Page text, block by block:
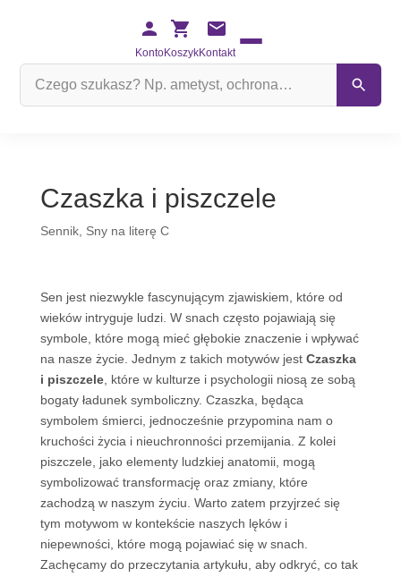
KontoKoszykKontakt
Czaszka i piszczele
Sennik, Sny na literę C
Sen jest niezwykle fascynującym zjawiskiem, które od
wieków intryguje ludzi. W snach często pojawiają się
symbole, które mogą mieć głębokie znaczenie i wpływać
na nasze życie. Jednym z takich motywów jest Czaszka
i piszczele, które w kulturze i psychologii niosą ze sobą
bogaty ładunek symboliczny. Czaszka, będąca
symbolem śmierci, jednocześnie przypomina nam o
kruchości życia i nieuchronności przemijania. Z kolei
piszczele, jako elementy ludzkiej anatomii, mogą
symbolizować transformację oraz zmiany, które
zachodzą w naszym życiu. Warto zatem przyjrzeć się
tym motywom w kontekście naszych lęków i
niepewności, które mogą pojawiać się w snach.
Zachęcamy do przeczytania artykułu, aby odkryć, co tak